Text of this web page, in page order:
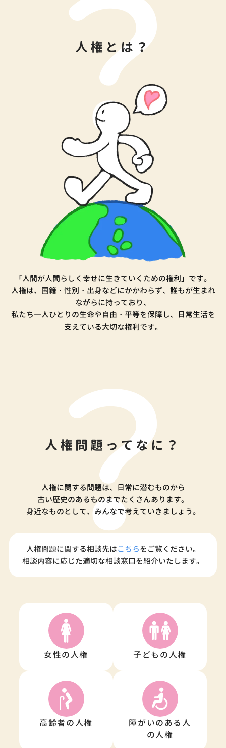
人権とは？
「人間が人間らしく幸せに生きていくための権利」です。
人権は、国籍・性別・出身などにかかわらず、誰もが生まれ
ながらに持っており、
私たち一人ひとりの生命や自由・平等を保障し、日常生活を
支えている大切な権利です。
人権問題ってなに？
人権に関する問題は、日常に潜むものから
古い歴史のあるものまでたくさんあります。
身近なものとして、みんなで考えていきましょう。
人権問題に関する相談先はこちらをご覧ください。
相談内容に応じた適切な相談窓口を紹介いたします。
女性の人権 子どもの人権
高齢者の人権
障がいのある人
の人権